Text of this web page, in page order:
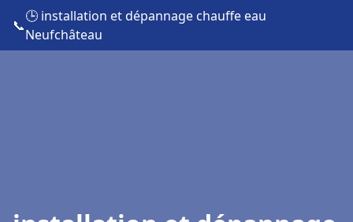
📞
🕒 installation et dépannage chauffe eau
Neufchâteau